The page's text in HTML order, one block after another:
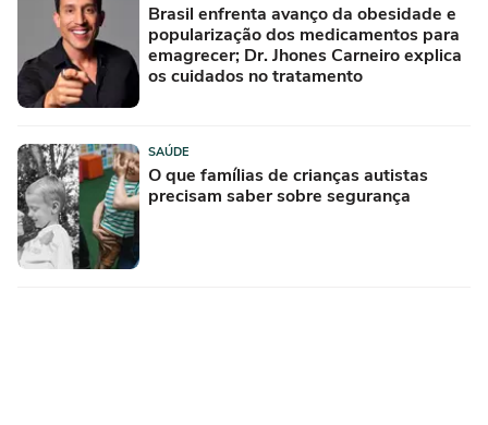
Brasil enfrenta avanço da obesidade e
popularização dos medicamentos para
emagrecer; Dr. Jhones Carneiro explica
os cuidados no tratamento
SAÚDE
O que famílias de crianças autistas
precisam saber sobre segurança